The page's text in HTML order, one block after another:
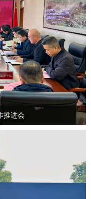
推进会